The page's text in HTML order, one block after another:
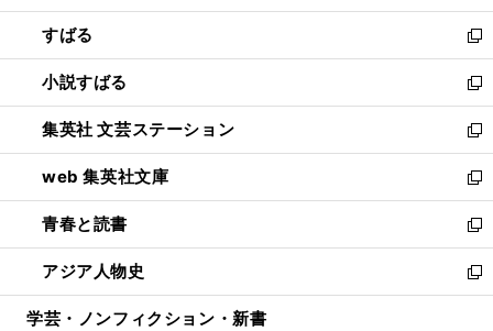
開
く
ウ
で
開
く
ン
ド
ウ
で
開
く
すばる
新
し
い
ウ
ィ
ン
ド
ウ
で
開
く
小説すばる
新
し
い
ウ
ィ
ン
ド
ウ
で
開
集英社 文芸ステーション
新
し
い
ウ
ィ
ン
ド
ウ
web 集英社文庫
新
し
い
ウ
ィ
ン
青春と読書
新
し
い
ウ
アジア人物史
新
し
学芸・ノンフィクション・新書